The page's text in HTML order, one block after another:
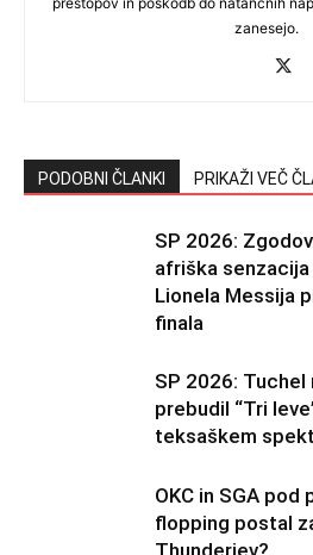
zanesejo.
PODOBNI ČLANKI PRIKAŽI VEČ
SP 2026:
afriška
Lionela Messija
finala
SP 2026:
prebudil “Tri
teksaškem
OKC in SGA pod
flopping postal
Thunderjev?